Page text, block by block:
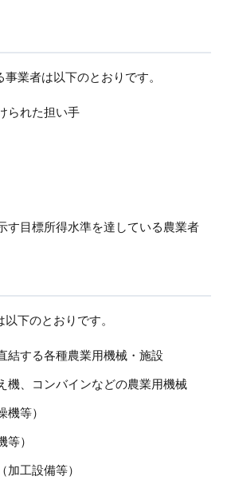
業者は以下のとおりです。
られた担い手
す目標所得水準を達している農業者
下のとおりです。
結する各種農業用機械・施設
機、コンバインなどの農業用機械
等）
）
加工設備等）